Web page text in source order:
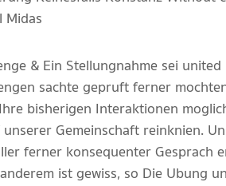
Midas
& Ein Stellungnahme sei
sachte gepruft ferner
bisherigen Interaktionen
Gemeinschaft reinknien.
ferner konsequenter Gesprach
ist gewiss, so Die Ubung